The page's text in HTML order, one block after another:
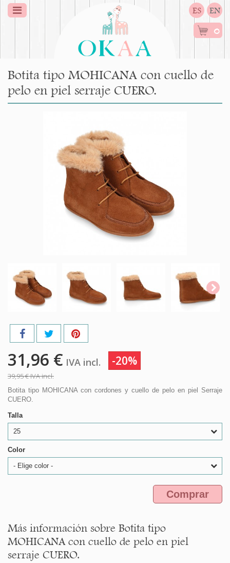
ES EN
0
Botita tipo MOHICANA con cuello de
pelo en piel serraje CUERO.
31,96 € IVA incl. -20%
39,95 €IVA incl.
Botita tipo MOHICANA con cordones y cuello de pelo en piel Serraje
CUERO.
Talla
25
Color
- Elige color -
Comprar
Más información sobre Botita tipo
MOHICANA con cuello de pelo en piel
serraje CUERO.